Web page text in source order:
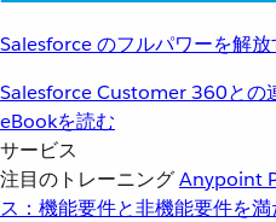
Salesforce のフルパワーを解
Salesforce Customer 360との
eBookを読む
サービス
注目のトレーニングAnypoint
ス：機能要件と非機能要件を